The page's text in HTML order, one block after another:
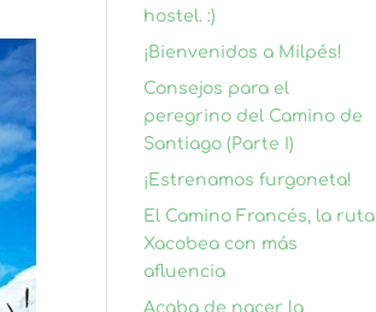
hostel. :)
¡Bienvenidos a Milpés!
Consejos para el
peregrino del Camino de
Santiago (Parte I)
¡Estrenamos furgoneta!
El Camino Francés, la ruta
Xacobea con más
afluencia
Acaba de nacer la